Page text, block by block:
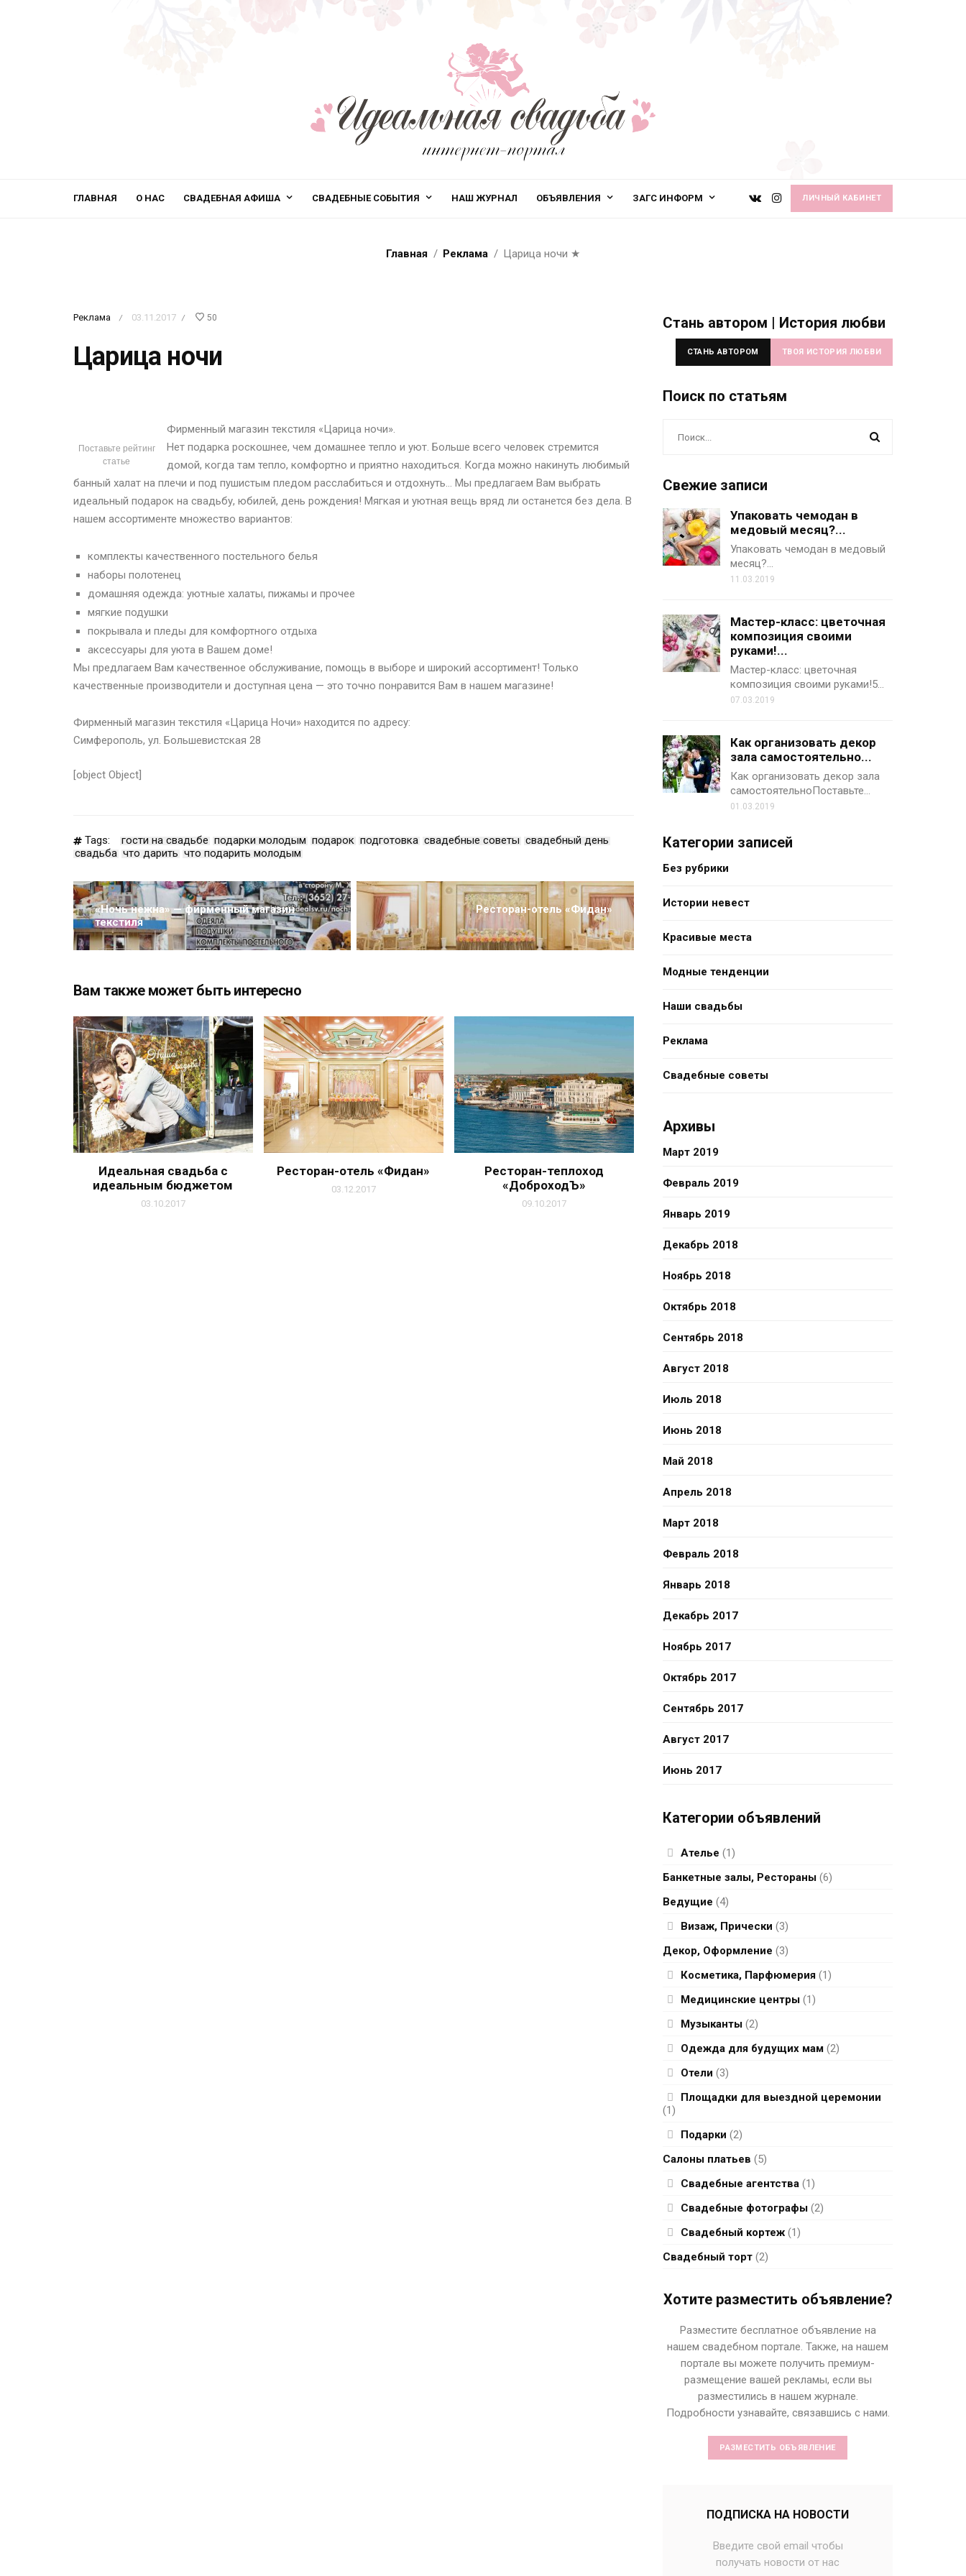
ГЛАВНАЯ О НАС СВАДЕБНАЯ АФИША СВАДЕБНЫЕ СОБЫТИЯ НАШ ЖУРНАЛ ОБЪЯВЛЕНИЯ ЗАГС ИНФОРМ ЛИЧНЫЙ КАБИНЕТ
Главная Реклама Царица ночи ★
Реклама / 03.11.2017 / 50
Царица ночи
Поставьте рейтинг
статье
Фирменный магазин текстиля «Царица ночи».
Нет подарка роскошнее, чем домашнее тепло и уют. Больше всего человек стремится
домой, когда там тепло, комфортно и приятно находиться. Когда можно накинуть любимый
банный халат на плечи и под пушистым пледом расслабиться и отдохнуть… Мы предлагаем Вам выбрать
идеальный подарок на свадьбу, юбилей, день рождения! Мягкая и уютная вещь вряд ли останется без дела. В
нашем ассортименте множество вариантов:
комплекты качественного постельного белья
наборы полотенец
домашняя одежда: уютные халаты, пижамы и прочее
мягкие подушки
покрывала и пледы для комфортного отдыха
аксессуары для уюта в Вашем доме!
Мы предлагаем Вам качественное обслуживание, помощь в выборе и широкий ассортимент! Только
качественные производители и доступная цена — это точно понравится Вам в нашем магазине!
Фирменный магазин текстиля «Царица Ночи» находится по адресу:
Симферополь, ул. Большевистская 28
[object Object]
Tags: гости на свадьбе подарки молодым подарок подготовка свадебные советы свадебный день
свадьба что дарить что подарить молодым
«Ночь нежна» — фирменный магазин
текстиля
Ресторан-отель «Фидан»
Вам также может быть интересно
Идеальная свадьба с
идеальным бюджетом
03.10.2017
Ресторан-отель «Фидан»
03.12.2017
Ресторан-теплоход
«ДоброходЪ»
09.10.2017
Стань автором | История любви
ТВОЯ ИСТОРИЯ ЛЮБВИ
СТАНЬ АВТОРОМ
Поиск по статьям
Свежие записи
Упаковать чемодан в
медовый месяц?...
Упаковать чемодан в медовый
месяц?…
11.03.2019
Мастер-класс: цветочная
композиция своими
руками!...
Мастер-класс: цветочная
композиция своими руками!5…
07.03.2019
Как организовать декор
зала самостоятельно...
Как организовать декор зала
самостоятельноПоставьте…
01.03.2019
Категории записей
Без рубрики
Истории невест
Красивые места
Модные тенденции
Наши свадьбы
Реклама
Свадебные советы
Архивы
Март 2019
Февраль 2019
Январь 2019
Декабрь 2018
Ноябрь 2018
Октябрь 2018
Сентябрь 2018
Август 2018
Июль 2018
Июнь 2018
Май 2018
Апрель 2018
Март 2018
Февраль 2018
Январь 2018
Декабрь 2017
Ноябрь 2017
Октябрь 2017
Сентябрь 2017
Август 2017
Июнь 2017
Категории объявлений
Ателье (1)
Банкетные залы, Рестораны (6)
Ведущие (4)
Визаж, Прически (3)
Декор, Оформление (3)
Косметика, Парфюмерия (1)
Медицинские центры (1)
Музыканты (2)
Одежда для будущих мам (2)
Отели (3)
Площадки для выездной церемонии
(1)
Подарки (2)
Салоны платьев (5)
Свадебные агентства (1)
Свадебные фотографы (2)
Свадебный кортеж (1)
Свадебный торт (2)
Хотите разместить объявление?
Разместите бесплатное объявление на
нашем свадебном портале. Также, на нашем
портале вы можете получить премиум-
размещение вашей рекламы, если вы
разместились в нашем журнале.
Подробности узнавайте, связавшись с нами.
РАЗМЕСТИТЬ ОБЪЯВЛЕНИЕ
ПОДПИСКА НА НОВОСТИ
Введите свой email чтобы
получать новости от нас